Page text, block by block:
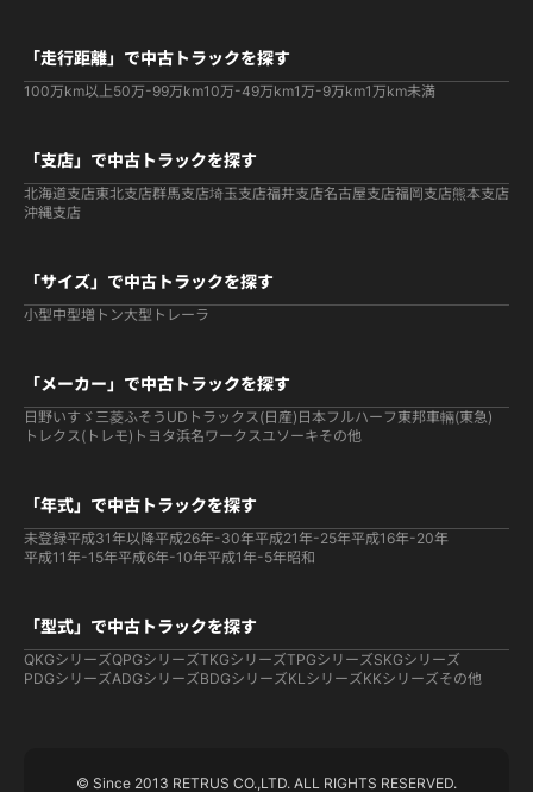
「走行距離」で中古トラックを探す
100万km以上50万-99万km10万-49万km1万-9万km1万km未満
「支店」で中古トラックを探す
北海道支店東北支店群馬支店埼玉支店福井支店名古屋支店福岡支店熊本支店
沖縄支店
「サイズ」で中古トラックを探す
小型中型増トン大型 トレーラ
「メーカー」で中古トラックを探す
日野いすゞ 三菱ふそう UDトラックス(日産) 日本フルハーフ 東邦車輛(東急)
トレクス(トレモ) トヨタ浜名ワークスユソーキその他
「年式」で中古トラックを探す
未登録平成31年以降平成26年-30年平成21年-25年平成16年-20年
平成11年-15年平成6年-10年平成1年-5年昭和
「型式」で中古トラックを探す
QKGシリーズQPGシリーズTKGシリーズTPGシリーズSKGシリーズ
PDGシリーズADGシリーズBDGシリーズKLシリーズKKシリーズその他
© Since 2013 RETRUS CO.,LTD. ALL RIGHTS RESERVED.